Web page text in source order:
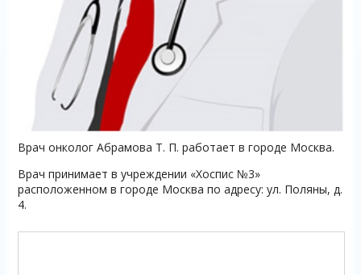
Врач онколог Абрамова Т. П. работает в городе Москва.
Врач принимает в учреждении «Хоспис №3»
расположенном в городе Москва по адресу: ул. Поляны, д.
4.